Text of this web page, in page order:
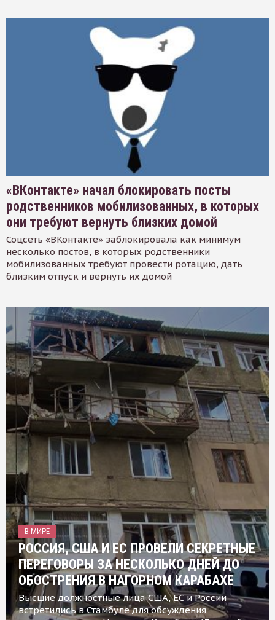
«ВКонтакте» начал блокировать посты
родственников мобилизованных, в которых
они требуют вернуть близких домой
Соцсеть «ВКонтакте» заблокировала как минимум
несколько постов, в которых родственники
мобилизованных требуют провести ротацию, дать
близким отпуск и вернуть их домой
В МИРЕ
РОССИЯ, США И ЕС ПРОВЕЛИ СЕКРЕТНЫЕ
ПЕРЕГОВОРЫ ЗА НЕСКОЛЬКО ДНЕЙ ДО
ОБОСТРЕНИЯ В НАГОРНОМ КАРАБАХЕ
Высшие должностные лица США, ЕС и России
встретились в Стамбуле для обсуждения